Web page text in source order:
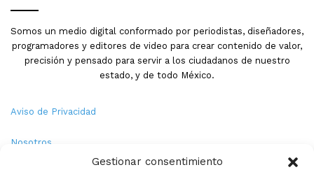
Gestionar consentimiento
Somos un medio digital conformado por periodistas, diseñadores,
programadores y editores de video para crear contenido de valor,
precisión y pensado para servir a los ciudadanos de nuestro
estado, y de todo México.
Aviso de Privacidad
Nosotros